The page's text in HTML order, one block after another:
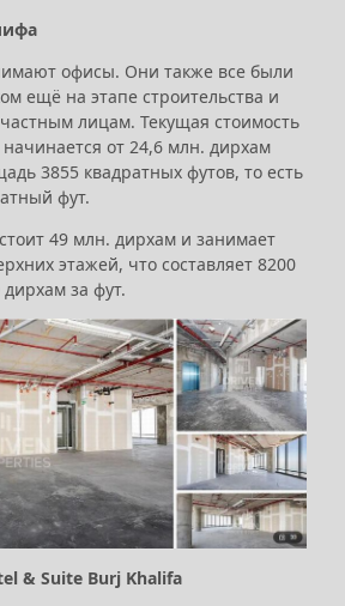
офисы. Они также все были
ещё на этапе строительства и
лицам. Текущая стоимость
от 24,6 млн. дирхам
3855 квадратных футов, то есть
фут.
49 млн. дирхам и занимает
этажей, что составляет 8200
за фут.
& Suite Burj Khalifa